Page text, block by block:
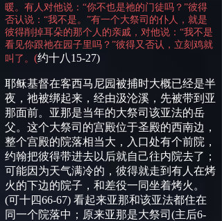
暖。有人对他说：“你不也是祂的门徒吗？”彼得
否认说：“我不是。”有一个大祭司的仆人，就是
彼得削掉耳朵的那个人的亲戚，对他说：“我不是
看见你跟祂在园子里吗？”彼得又否认，立刻鸡就
叫了。 (约十八 15-27)
耶稣基督在客西马尼园被捕时大概已经是半
夜，祂被绑起来， 经由汲沦溪， 先被带到亚
那面前。亚那是当年的大祭司该亚法的岳
父。这个大祭司的宫殿位于圣殿的西南边，
整个宫殿的院落相当大，入口处有个前院，
约翰把彼得带进去以后就自己往内院去了；
可能因为天气满冷的，彼得就走到有人在烤
火的下边的院子，和差役一同坐着烤火。
(可十四66-67) 看起来亚那和该亚法都住在
同一个院落中；原来亚那是大祭司 (主后6-